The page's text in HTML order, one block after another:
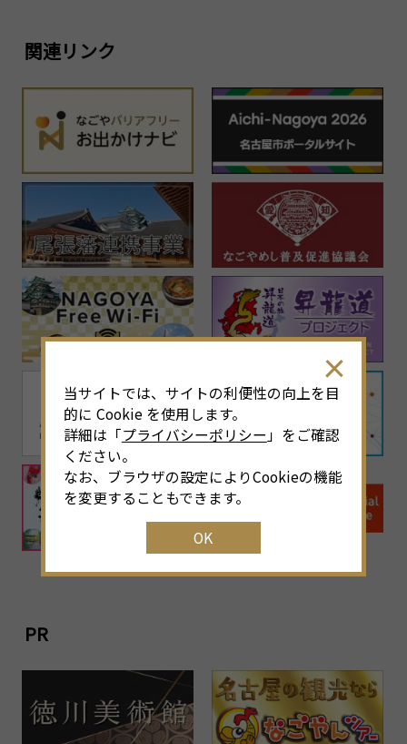
関連リンク
PR
当サイトでは、サイトの利便性の向上を目
的に Cookie を使用します。
詳細は「プライバシーポリシー 」をご確認
ください。
なお、ブラウザの設定によりCookieの機能
を変更することもできます。
OK